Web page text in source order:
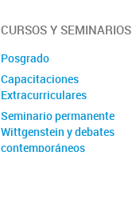
CURSOS Y SEMINARIOS
Posgrado
Capacitaciones
Extracurriculares
Seminario permanente
Wittgenstein y debates
contemporáneos